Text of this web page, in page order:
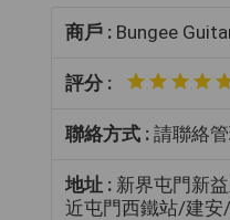
商戶 : Bungee
評分 :
聯絡方式 : 請聯絡
地址 : 新界屯門新
近屯門西鐵站/建